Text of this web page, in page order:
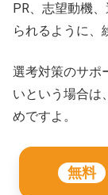
PR、志望動機
られるように、
選考対策のサポ
いという場合は
めですよ。
無料